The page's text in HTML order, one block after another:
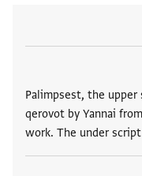
Palimpsest, the
qerovot by Yannai
work. The under